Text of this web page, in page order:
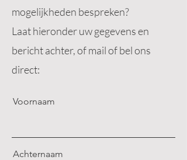
mogelijkheden bespreken?
Laat hieronder uw gegevens en
bericht achter, of mail of bel ons
direct:
Voornaam
Achternaam